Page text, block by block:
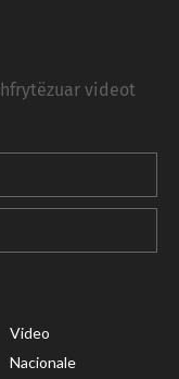
videot
Video
Nacionale